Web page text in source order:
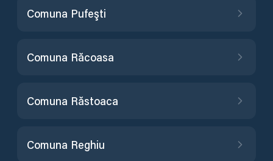
Comuna Pufeşti
Comuna Răcoasa
Comuna Răstoaca
Comuna Reghiu